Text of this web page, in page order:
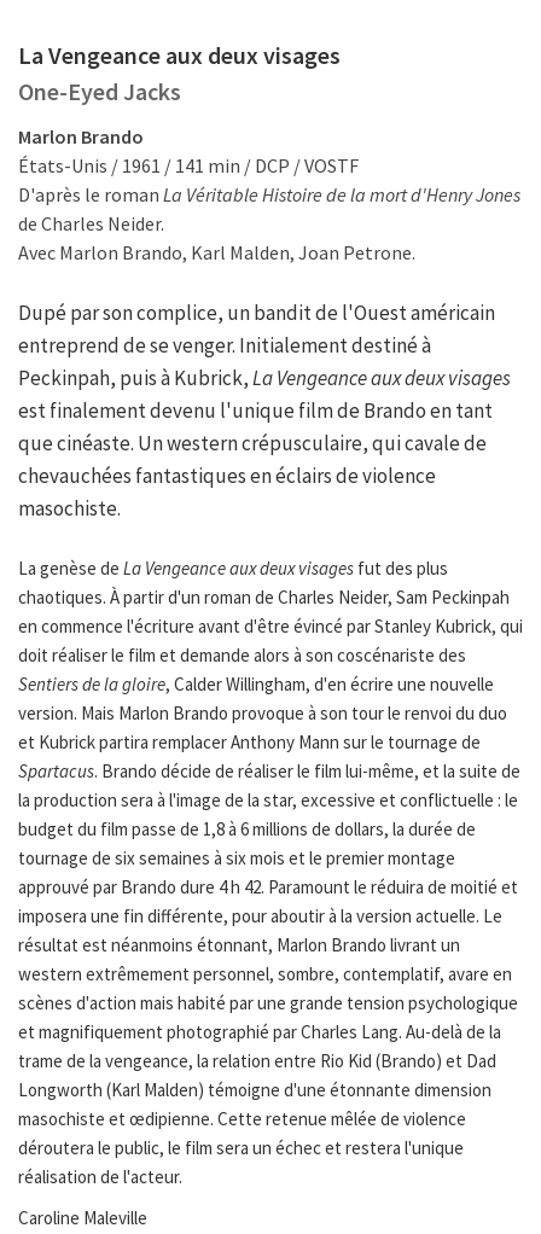
La Vengeance aux deux visages
One-Eyed Jacks
Marlon Brando
États-Unis / 1961 / 141 min / DCP / VOSTF
D'après le roman La Véritable Histoire de la mort d'Henry Jones
de Charles Neider.
Avec Marlon Brando, Karl Malden, Joan Petrone.
Dupé par son complice, un bandit de l'Ouest américain
entreprend de se venger. Initialement destiné à
Peckinpah, puis à Kubrick,La Vengeance aux deux visages
est finalement devenu l'unique film de Brando en tant
que cinéaste. Un western crépusculaire, qui cavale de
chevauchées fantastiques en éclairs de violence
masochiste.
La genèse de La Vengeance aux deux visages fut des plus
chaotiques. À partir d'un roman de Charles Neider, Sam Peckinpah
en commence l'écriture avant d'être évincé par Stanley Kubrick, qui
doit réaliser le film et demande alors à son coscénariste des
Sentiers de la gloire, Calder Willingham, d'en écrire une nouvelle
version. Mais Marlon Brando provoque à son tour le renvoi du duo
et Kubrick partira remplacer Anthony Mann sur le tournage de
Spartacus. Brando décide de réaliser le film lui-même, et la suite de
la production sera à l'image de la star, excessive et conflictuelle : le
budget du film passe de 1,8 à 6 millions de dollars, la durée de
tournage de six semaines à six mois et le premier montage
approuvé par Brando dure 4 h 42. Paramount le réduira de moitié et
imposera une fin différente, pour aboutir à la version actuelle. Le
résultat est néanmoins étonnant, Marlon Brando livrant un
western extrêmement personnel, sombre, contemplatif, avare en
scènes d'action mais habité par une grande tension psychologique
et magnifiquement photographié par Charles Lang. Au-delà de la
trame de la vengeance, la relation entre Rio Kid (Brando) et Dad
Longworth (Karl Malden) témoigne d'une étonnante dimension
masochiste et œdipienne. Cette retenue mêlée de violence
déroutera le public, le film sera un échec et restera l'unique
réalisation de l'acteur.
Caroline Maleville